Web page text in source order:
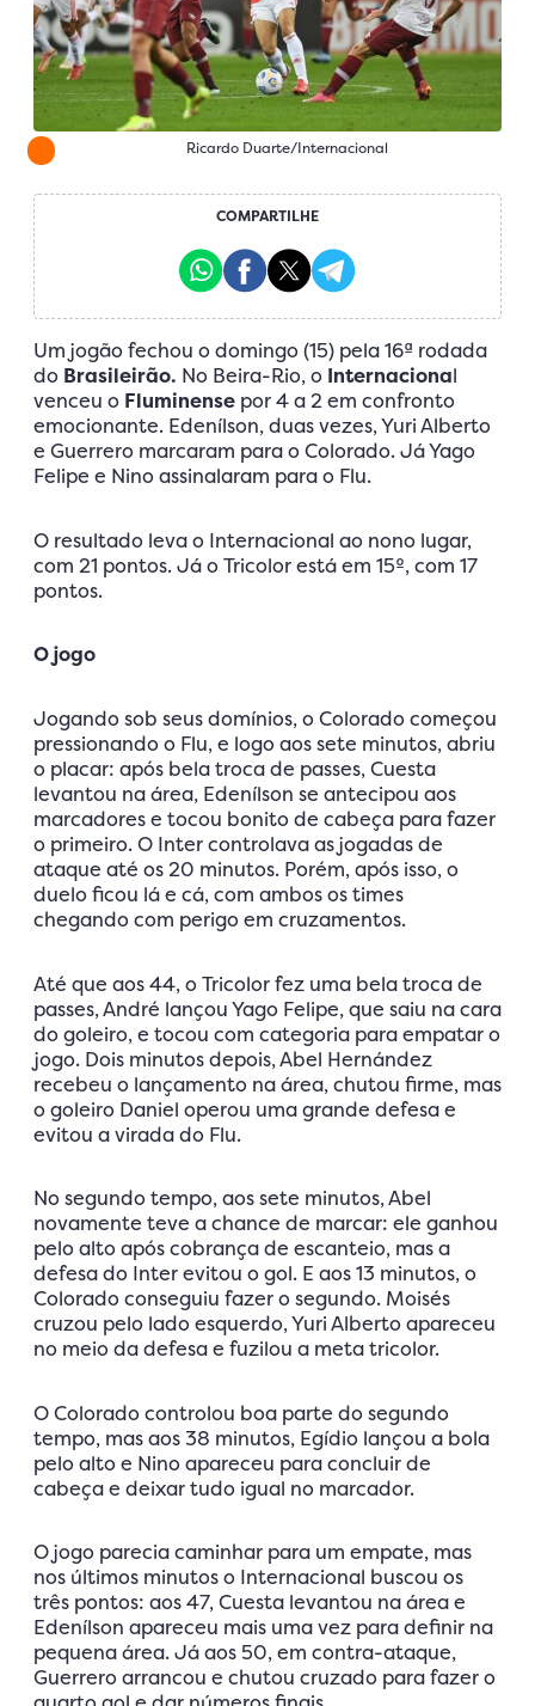
Ricardo Duarte/Internacional
COMPARTILHE
Um jogão fechou o domingo (15) pela 16ª rodada
do Brasileirão. No Beira-Rio, o Internacional
venceu o Fluminense por 4 a 2 em confronto
emocionante. Edenílson, duas vezes, Yuri Alberto
e Guerrero marcaram para o Colorado. Já Yago
Felipe e Nino assinalaram para o Flu.
O resultado leva o Internacional ao nono lugar,
com 21 pontos. Já o Tricolor está em 15º, com 17
pontos.
O jogo
Jogando sob seus domínios, o Colorado começou
pressionando o Flu, e logo aos sete minutos, abriu
o placar: após bela troca de passes, Cuesta
levantou na área, Edenílson se antecipou aos
marcadores e tocou bonito de cabeça para fazer
o primeiro. O Inter controlava as jogadas de
ataque até os 20 minutos. Porém, após isso, o
duelo ficou lá e cá, com ambos os times
chegando com perigo em cruzamentos.
Até que aos 44, o Tricolor fez uma bela troca de
passes, André lançou Yago Felipe, que saiu na cara
do goleiro, e tocou com categoria para empatar o
jogo. Dois minutos depois, Abel Hernández
recebeu o lançamento na área, chutou firme, mas
o goleiro Daniel operou uma grande defesa e
evitou a virada do Flu.
No segundo tempo, aos sete minutos, Abel
novamente teve a chance de marcar: ele ganhou
pelo alto após cobrança de escanteio, mas a
defesa do Inter evitou o gol. E aos 13 minutos, o
Colorado conseguiu fazer o segundo. Moisés
cruzou pelo lado esquerdo, Yuri Alberto apareceu
no meio da defesa e fuzilou a meta tricolor.
O Colorado controlou boa parte do segundo
tempo, mas aos 38 minutos, Egídio lançou a bola
pelo alto e Nino apareceu para concluir de
cabeça e deixar tudo igual no marcador.
O jogo parecia caminhar para um empate, mas
nos últimos minutos o Internacional buscou os
três pontos: aos 47, Cuesta levantou na área e
Edenílson apareceu mais uma vez para definir na
pequena área. Já aos 50, em contra-ataque,
Guerrero arrancou e chutou cruzado para fazer o